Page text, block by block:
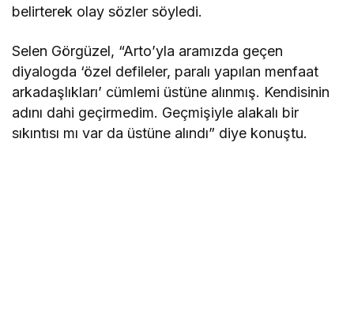
belirterek olay sözler söyledi.
Selen Görgüzel, “Arto’yla aramızda geçen
diyalogda ‘özel defileler, paralı yapılan menfaat
arkadaşlıkları’ cümlemi üstüne alınmış. Kendisinin
adını dahi geçirmedim. Geçmişiyle alakalı bir
sıkıntısı mı var da üstüne alındı” diye konuştu.